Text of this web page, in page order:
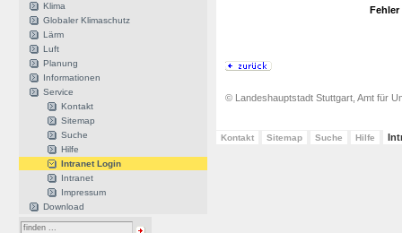
Klima
Globaler Klimaschutz
Lärm
Luft
Planung
Informationen
Service
Kontakt
Sitemap
Suche
Hilfe
Intranet Login
Intranet
Impressum
Download
© Landeshauptstadt Stuttgart, Amt für
Kontakt Sitemap Suche Hilfe